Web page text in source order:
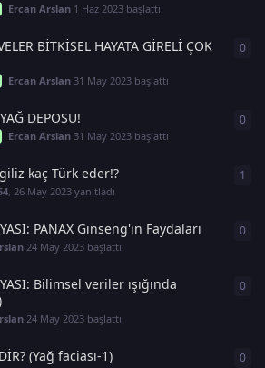
Ercan Arslan 1 Haz 2023başlattı
BİTKİSEL HAYATA GİRELİ ÇOK
Ercan Arslan 31 May 2023başlattı
0
DEPOSU!
Ercan Arslan 31 May 2023başlattı
0
kaç Türk eder!?
,26 May 2023 yanıtladı
1
PANAX Ginseng'in Faydaları
24 May 2023 başlattı
0
Bilimsel veriler ışığında
24 May 2023 başlattı
0
(Yağ faciası-1) 0